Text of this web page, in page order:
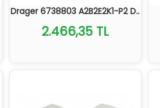
Drager 6738803 A2B2E2K1-P2 D..
2.466,35 TL